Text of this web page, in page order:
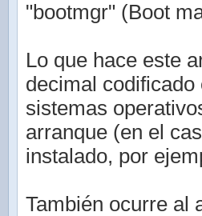
"bootmgr" (Boot
Lo que hace este
decimal
sistemas
arranque (en el
instalado, por
También ocurre al